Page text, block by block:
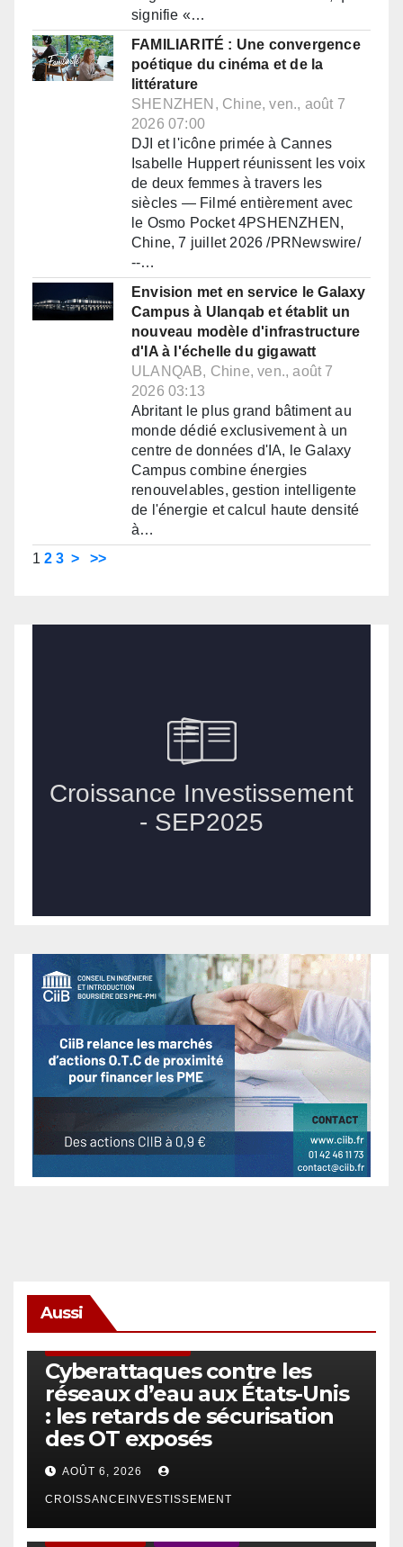
signifie «…
FAMILIARITÉ : Une convergence
poétique du cinéma et de la
littérature
SHENZHEN, Chine, ven., août 7
2026 07:00
DJI et l'icône primée à Cannes
Isabelle Huppert réunissent les voix
de deux femmes à travers les
siècles — Filmé entièrement avec
le Osmo Pocket 4PSHENZHEN,
Chine, 7 juillet 2026 /PRNewswire/
--…
Envision met en service le Galaxy
Campus à Ulanqab et établit un
nouveau modèle d'infrastructure
d'IA à l'échelle du gigawatt
ULANQAB, Chine, ven., août 7
2026 03:13
Abritant le plus grand bâtiment au
monde dédié exclusivement à un
centre de données d'IA, le Galaxy
Campus combine énergies
renouvelables, gestion intelligente
de l'énergie et calcul haute densité
à…
1 2 3 > >>
Aussi
Cyberattaques contre les
réseaux d’eau aux États-Unis
: les retards de sécurisation
des OT exposés
AOÛT 6, 2026
CROISSANCEINVESTISSEMENT